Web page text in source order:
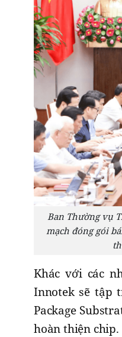
Ban Thường vụ
mạch đóng gói
Khác với các
Innotek sẽ tập
Package
hoàn thiện chip.